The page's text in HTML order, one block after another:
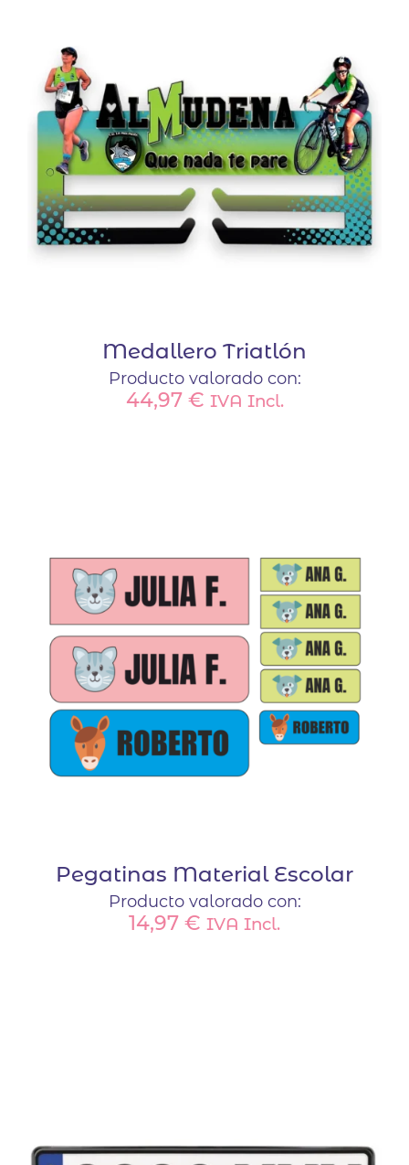
Medallero Triatlón
Producto valorado con:
44,97 € IVA Incl.
Pegatinas Material Escolar
Producto valorado con:
14,97 € IVA Incl.